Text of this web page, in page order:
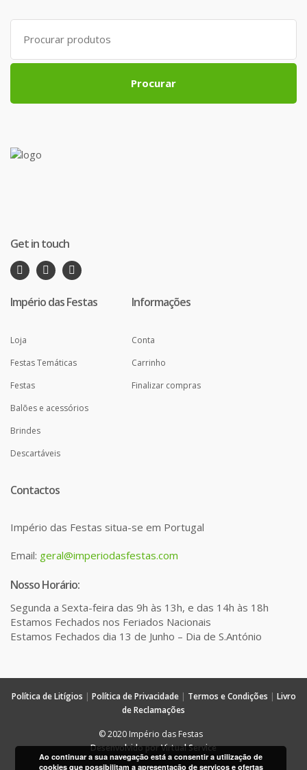
Search
for:
Procurar
Get in touch
Império das Festas
Loja
Festas Temáticas
Festas
Balões e acessórios
Brindes
Descartáveis
Informações
Conta
Carrinho
Finalizar compras
Contactos
Império das Festas situa-se em Portugal
Email: geral@imperiodasfestas.com
Nosso Horário:
Segunda a Sexta-feira das 9h às 13h, e das 14h às 18h
Estamos Fechados nos Feriados Nacionais
Estamos Fechados dia 13 de Junho – Dia de S.António
Política de Litígios | Política de Privacidade| Termos e Condições | Livro
de Reclamações
© 2020 Império das Festas
Desenvolvido por Virtual Service
Ao continuar a sua navegação está a consentir a utilização de
cookies que possibilitam a apresentação de serviços e ofertas